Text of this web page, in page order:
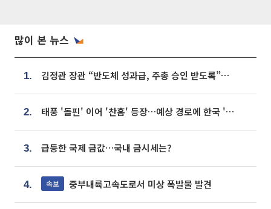
많이 본 뉴스
1. 김정관 장관 “반도체 성과급, 주총 승인 받도록”…상법·자본시장법 개정 시사
2. 태풍 '돌핀' 이어 '찬홈' 등장…예상 경로에 한국 '한숨'
3. 급등한 국제 금값…국내 금시세는?
4. 속보 중부내륙고속도로서 미상 폭발물 발견